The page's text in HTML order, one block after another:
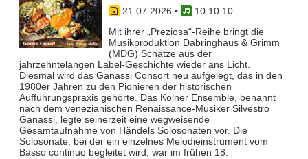
21.07.2026 •
10 10 10
Mit ihrer „Preziosa“-Reihe bringt die
Musikproduktion Dabringhaus & Grimm
(MDG) Schätze aus der
jahrzehntelangen Label-Geschichte wieder ans Licht.
Diesmal wird das Ganassi Consort neu aufgelegt, das in den
1980er Jahren zu den Pionieren der historischen
Aufführungspraxis gehörte. Das Kölner Ensemble, benannt
nach dem venezianischen Renaissance-Musiker Silvestro
Ganassi, legte seinerzeit eine wegweisende
Gesamtaufnahme von Händels Solosonaten vor. Die
Solosonate, bei der ein einzelnes Melodieinstrument vom
Basso continuo begleitet wird, war im frühen 18.